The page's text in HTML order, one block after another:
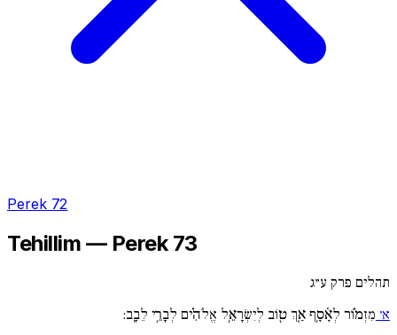
Perek 72
Tehillim — Perek 73
תהלים פרק ע״ג
א׳ מִזְמ֗וֹר לְאָ֫סָ֥ף אַ֚ךְ ט֖וֹב לְיִשְׂרָאֵ֥ל אֱלֹהִ֗ים לְבָרֵ֥י לֵבָֽב: